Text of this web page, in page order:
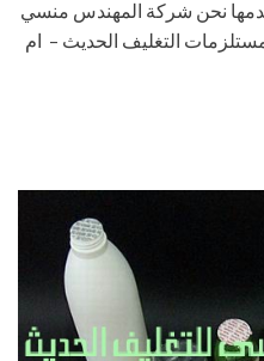
نحن شركة المهندس منسي
التغليف الحديث – ام